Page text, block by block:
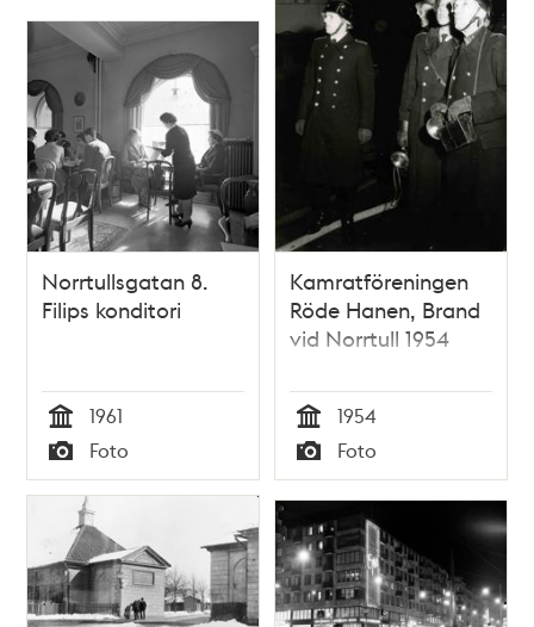
vedsågeri
Norrtullsgatan 8.
Filips konditori
Tid
1961
Typ
Foto
Kamratföreningen
Röde Hanen, Brand
vid Norrtull 1954
Tid
1954
Typ
Foto